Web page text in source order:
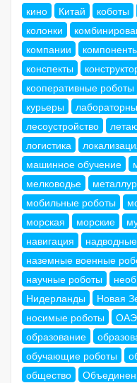
кино
Китай коботы
колонки
компании
конспекты
кооперативные роботы
курьеры
лесоустройство
логистика
машинное обучение
мелководье
мобильные роботы
морская
морские
навигация
надводные
наземные военные
научные роботы
Нидерланды
Новая
носимые роботы
ОАЭ
образование
обучающие роботы
общество